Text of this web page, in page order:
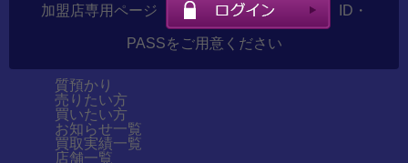
加盟店専用ページ ID・
PASSをご用意ください
質預かり
売りたい方
買いたい方
お知らせ一覧
買取実績一覧
店舗一覧